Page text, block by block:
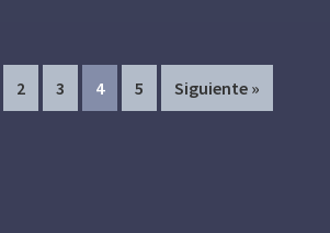
Page
2 Page
3 Page
4 Page
5 Siguiente »